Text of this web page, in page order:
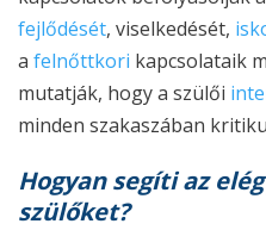
fejlődését, viselkedését,
a felnőttkori kapcsolataik
mutatják, hogy a szülői
minden szakaszában
Hogyan segíti az
szülőket?